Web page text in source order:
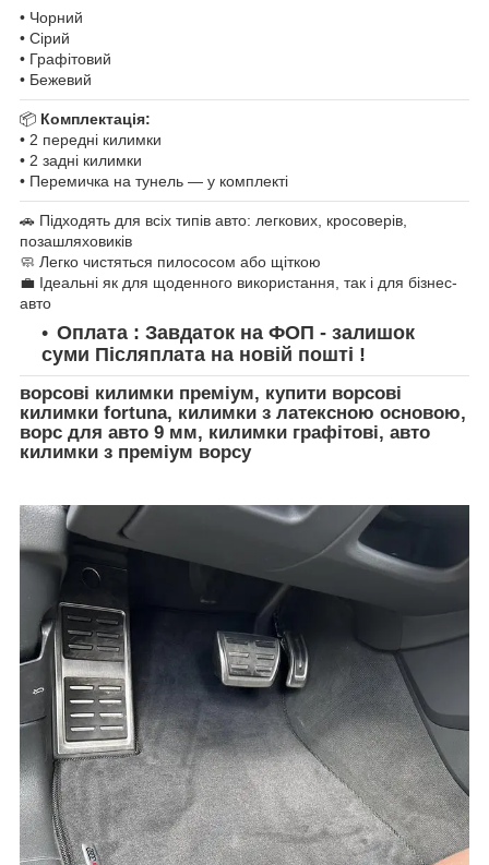
• Чорний
• Сірий
• Графітовий
• Бежевий
📦 Комплектація:
• 2 передні килимки
• 2 задні килимки
• Перемичка на тунель — у комплекті
🚗 Підходять для всіх типів авто: легкових, кросоверів,
позашляховиків
🧼 Легко чистяться пилососом або щіткою
💼 Ідеальні як для щоденного використання, так і для бізнес-
авто
Оплата : Завдаток на ФОП - залишок
суми Післяплата на новій пошті !
ворсові килимки преміум, купити ворсові
килимки fortuna, килимки з латексною основою,
ворс для авто 9 мм, килимки графітові, авто
килимки з преміум ворсу